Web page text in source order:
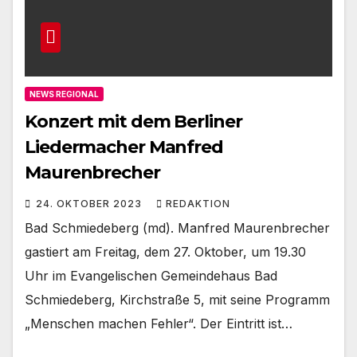
NEWS REGIONAL
Konzert mit dem Berliner
Liedermacher Manfred
Maurenbrecher
24. OKTOBER 2023 REDAKTION
Bad Schmiedeberg (md). Manfred Maurenbrecher
gastiert am Freitag, dem 27. Oktober, um 19.30
Uhr im Evangelischen Gemeindehaus Bad
Schmiedeberg, Kirchstraße 5, mit seine Programm
„Menschen machen Fehler“. Der Eintritt ist…